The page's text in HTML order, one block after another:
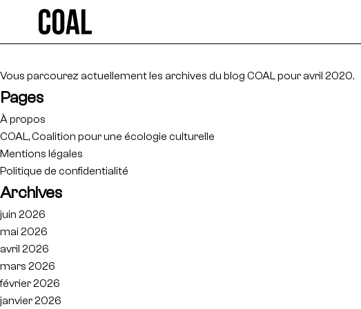
Vous parcourez actuellement les archives du blog COAL pour avril 2020.
Pages
À propos
COAL, Coalition pour une écologie culturelle
Mentions légales
Politique de confidentialité
Archives
juin 2026
mai 2026
avril 2026
mars 2026
février 2026
janvier 2026